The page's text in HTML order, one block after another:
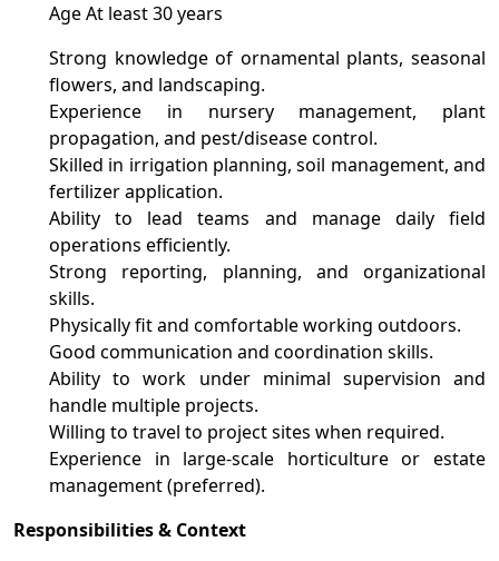
Age At least 30 years
Strong knowledge of ornamental plants, seasonal
flowers, and landscaping.
Experience in nursery management, plant
propagation, and pest/disease control.
Skilled in irrigation planning, soil management, and
fertilizer application.
Ability to lead teams and manage daily field
operations efficiently.
Strong reporting, planning, and organizational
skills.
Physically fit and comfortable working outdoors.
Good communication and coordination skills.
Ability to work under minimal supervision and
handle multiple projects.
Willing to travel to project sites when required.
Experience in large-scale horticulture or estate
management (preferred).
Responsibilities & Context